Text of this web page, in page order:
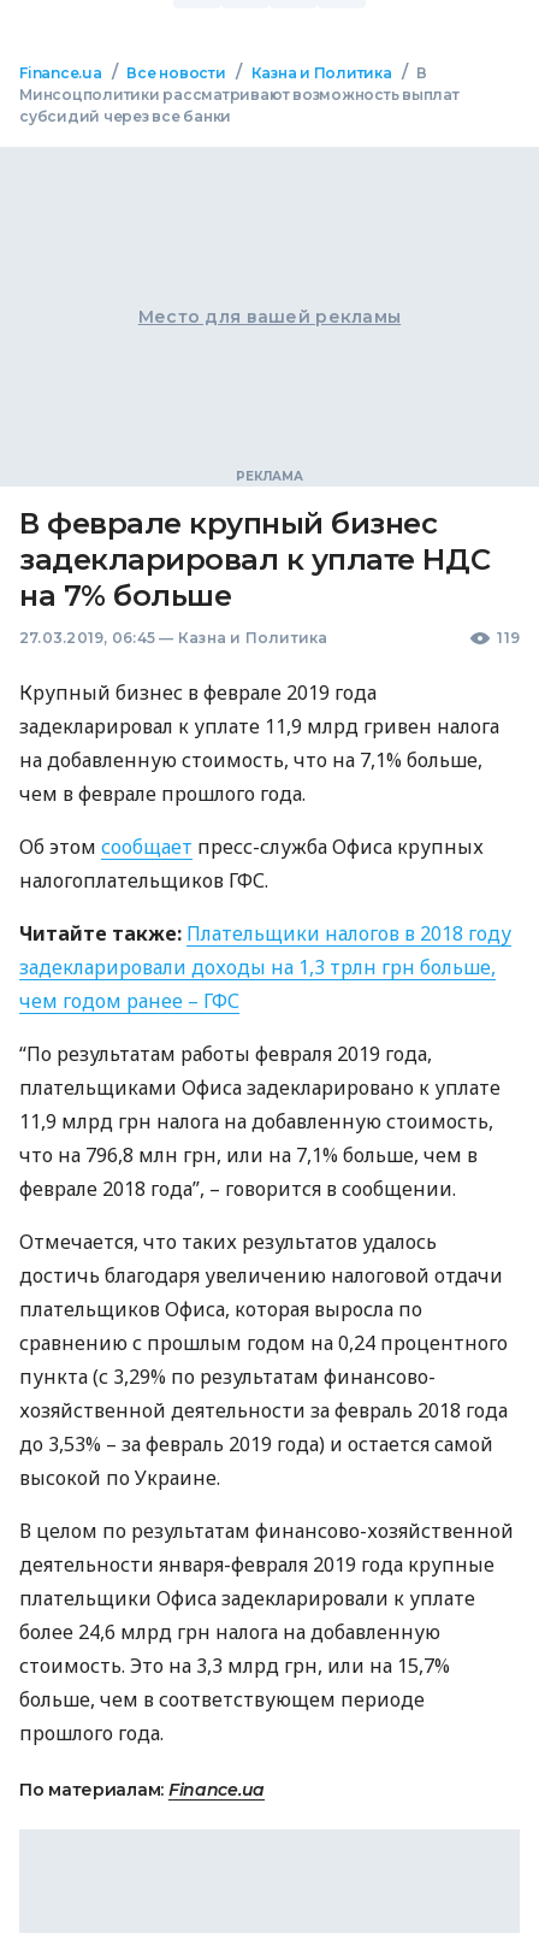
Finance.ua / Все новости / Казна и Политика / В
Минсоцполитики рассматривают возможность выплат
субсидий через все банки
Место для вашей рекламы
В феврале крупный бизнес
задекларировал к уплате НДС
на 7% больше
27.03.2019, 06:45 — Казна и Политика 119
Крупный бизнес в феврале 2019 года
задекларировал к уплате 11,9 млрд гривен налога
на добавленную стоимость, что на 7,1% больше,
чем в феврале прошлого года.
Об этом сообщает пресс-служба Офиса крупных
налогоплательщиков ГФС.
Читайте также: Плательщики налогов в 2018 году
задекларировали доходы на 1,3 трлн грн больше,
чем годом ранее – ГФС
“По результатам работы февраля 2019 года,
плательщиками Офиса задекларировано к уплате
11,9 млрд грн налога на добавленную стоимость,
что на 796,8 млн грн, или на 7,1% больше, чем в
феврале 2018 года”, – говорится в сообщении.
Отмечается, что таких результатов удалось
достичь благодаря увеличению налоговой отдачи
плательщиков Офиса, которая выросла по
сравнению с прошлым годом на 0,24 процентного
пункта (с 3,29% по результатам финансово-
хозяйственной деятельности за февраль 2018 года
до 3,53% – за февраль 2019 года) и остается самой
высокой по Украине.
В целом по результатам финансово-хозяйственной
деятельности января-февраля 2019 года крупные
плательщики Офиса задекларировали к уплате
более 24,6 млрд грн налога на добавленную
стоимость. Это на 3,3 млрд грн, или на 15,7%
больше, чем в соответствующем периоде
прошлого года.
По материалам: Finance.ua